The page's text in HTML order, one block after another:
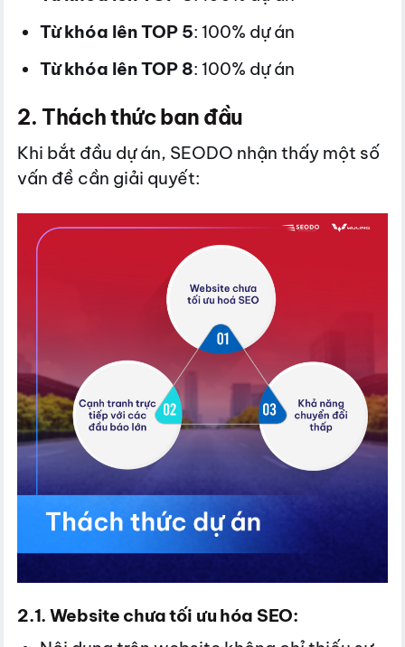
Từ khóa lên TOP 5: 100% dự án
Từ khóa lên TOP 8: 100% dự án
2. Thách thức ban đầu
Khi bắt đầu dự án, SEODO nhận thấy một số
vấn đề cần giải quyết:
2.1. Website chưa tối ưu hóa SEO: